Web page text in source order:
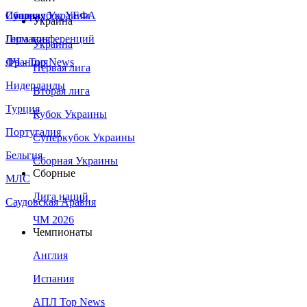
Сборная Украины
Италия
Германия
Франция
Нидерланды
Турция
Португалия
Бельгия
МЛС
Саудовская Аравия
Суперкубок УЕФА
Лига конференций
ЛЧ - Top News
Украина
Украина
Первая лига
Вторая лига
Кубок Украины
Суперкубок Украины
Сборная Украины
Сборные
Лига наций
ЧМ 2026
Чемпионаты
Англия
Испания
АПЛ Top News